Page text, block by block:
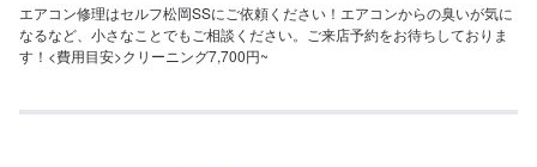
エアコン修理はセルフ松岡SSにご依頼ください！エアコンからの臭いが気に
なるなど、小さなことでもご相談ください。ご来店予約をお待ちしておりま
す！<費用目安>クリーニング7,700円~